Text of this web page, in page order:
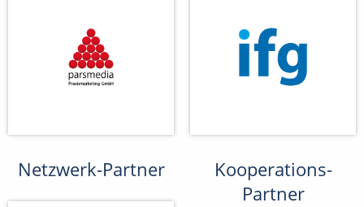
Netzwerk-Partner
Kooperations-
Partner